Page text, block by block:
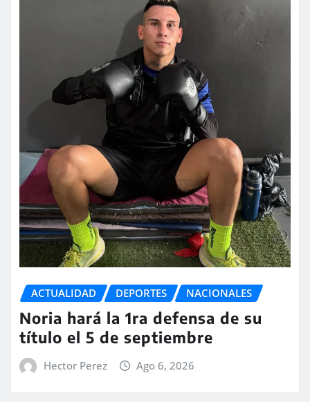
ACTUALIDAD DEPORTES NACIONALES
Noria hará la 1ra defensa de su
título el 5 de septiembre
Hector Perez Ago 6, 2026